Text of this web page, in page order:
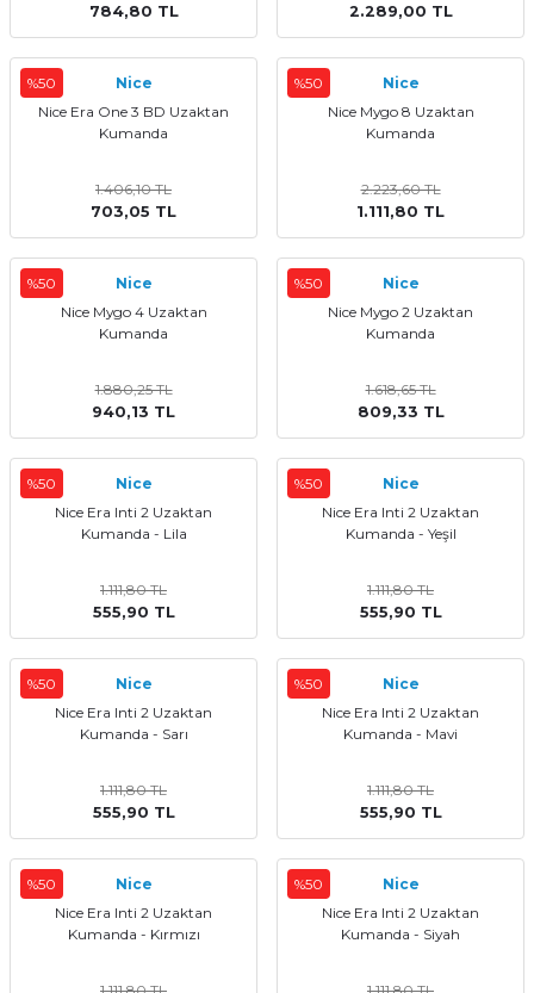
784,80 TL
2.289,00 TL
%50
Nice
Nice Era One 3 BD Uzaktan
Kumanda
1.406,10 TL
703,05 TL
%50
Nice
Nice Mygo 8 Uzaktan
Kumanda
2.223,60 TL
1.111,80 TL
%50
Nice
Nice Mygo 4 Uzaktan
Kumanda
1.880,25 TL
940,13 TL
%50
Nice
Nice Mygo 2 Uzaktan
Kumanda
1.618,65 TL
809,33 TL
%50
Nice
Nice Era Inti 2 Uzaktan
Kumanda - Lila
1.111,80 TL
555,90 TL
%50
Nice
Nice Era Inti 2 Uzaktan
Kumanda - Yeşil
1.111,80 TL
555,90 TL
%50
Nice
Nice Era Inti 2 Uzaktan
Kumanda - Sarı
1.111,80 TL
555,90 TL
%50
Nice
Nice Era Inti 2 Uzaktan
Kumanda - Mavi
1.111,80 TL
555,90 TL
%50
Nice
Nice Era Inti 2 Uzaktan
Kumanda - Kırmızı
1.111,80 TL
%50
Nice
Nice Era Inti 2 Uzaktan
Kumanda - Siyah
1.111,80 TL